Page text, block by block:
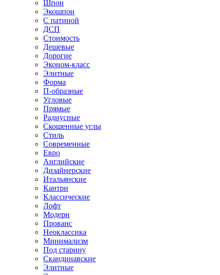
Шпон
Экошпон
С патиной
ДСП
Стоимость
Дешевые
Дорогие
Эконом-класс
Элитные
Форма
П-образные
Угловые
Прямые
Радиусные
Скошенные углы
Стиль
Современные
Евро
Английские
Дизайнерские
Итальянские
Кантри
Классические
Лофт
Модерн
Прованс
Неоклассика
Минимализм
Под старину
Скандинавские
Элитные